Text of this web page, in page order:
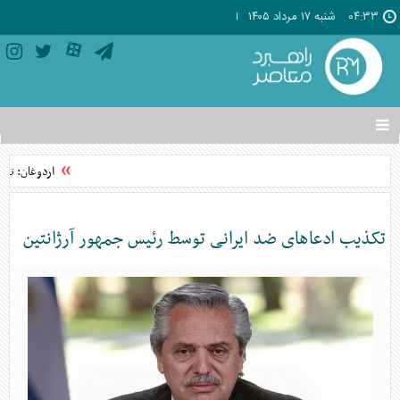
۰۴:۳۳ شنبه ۱۷ مرداد ۱۴۰۵
تغییر
وضعیت
منوی
ها
اردوغان:
تکذیب ادعا‌های ضد ایرانی توسط رئیس جمهور آرژانتین